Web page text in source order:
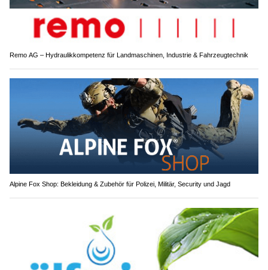
Remo AG – Hydraulikkompetenz für Landmaschinen, Industrie & Fahrzeugtechnik
Alpine Fox Shop: Bekleidung & Zubehör für Polizei, Militär, Security und Jagd